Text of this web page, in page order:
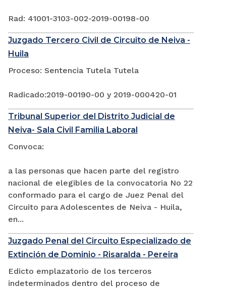
Rad: 41001-3103-002-2019-00198-00
Juzgado Tercero Civil de Circuito de Neiva -
Huila
Proceso: Sentencia Tutela Tutela
Radicado:2019-00190-00 y 2019-000420-01
Tribunal Superior del Distrito Judicial de
Neiva- Sala Civil Familia Laboral
Convoca:
a las personas que hacen parte del registro
nacional de elegibles de la convocatoria No 22
conformado para el cargo de Juez Penal del
Circuito para Adolescentes de Neiva - Huila,
en...
Juzgado Penal del Circuito Especializado de
Extinción de Dominio - Risaralda - Pereira
Edicto emplazatorio de los terceros
indeterminados dentro del proceso de